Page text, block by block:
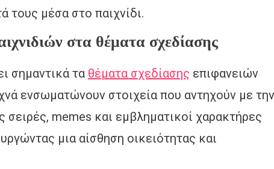
τους μέσα στο παιχνίδι.
στα θέματα σχεδίασης
σημαντικά τα θέματα σχεδίασης επιφανειών
ενσωματώνουν στοιχεία που αντηχούν με την
σειρές, memes και εμβληματικοί χαρακτήρες
μια αίσθηση οικειότητας και